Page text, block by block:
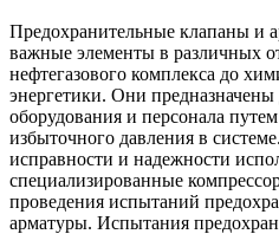
Предохранительные клапаны и
важные элементы в различных
нефтегазового комплекса до
энергетики. Они
оборудования и персонала
избыточного давления в
исправности и надежности
специализированные
проведения испытаний
арматуры. Испытания